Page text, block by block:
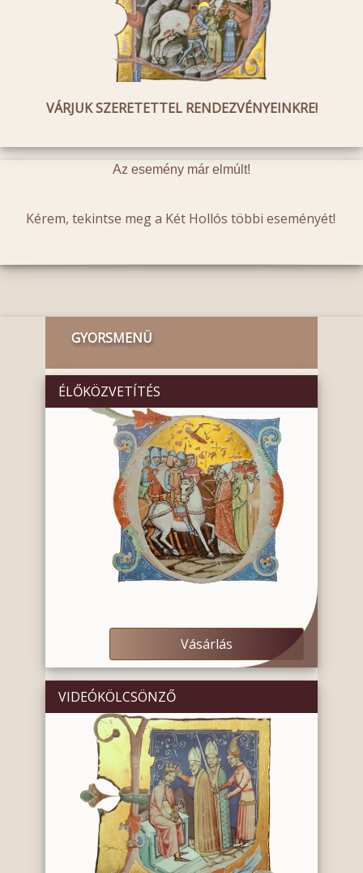
VÁRJUK SZERETETTEL RENDEZVÉNYEINKRE!
Az esemény már elmúlt!
Kérem, tekintse meg a Két Hollós többi eseményét!
GYORSMENÜ
ÉLŐKÖZVETÍTÉS
Vásárlás
VIDEÓKÖLCSÖNZŐ